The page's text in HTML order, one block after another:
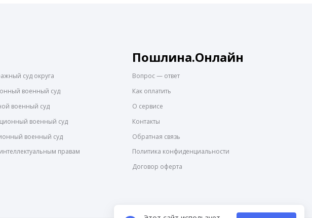
суд округа
военный суд
военный суд
военный суд
военный суд
правам
Пошлина.Онлайн
Вопрос — ответ
Как оплатить
О сервисе
Контакты
Обратная связь
Политика конфиденциальности
Договор оферта